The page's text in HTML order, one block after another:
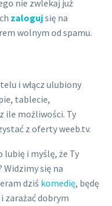
nie zwlekaj już
zalogujsię na
wolnym od spamu.
i włącz ulubiony
tablecie,
ile możliwości. Ty
z oferty weeb.tv.
lubię i myślę, że Ty
Widzimy się na
dziś komedię, będę
zarażać dobrym